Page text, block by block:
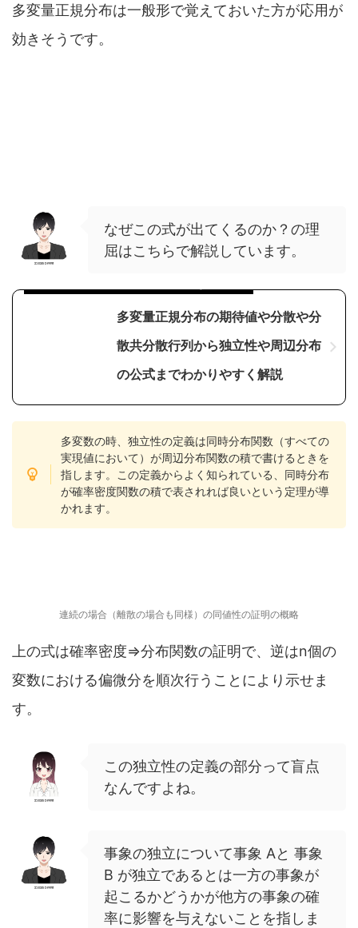
多変量正規分布は一般形で覚えておいた方が応用が
効きそうです。
なぜこの式が出てくるのか？の理
屈はこちらで解説しています。
多変量正規分布の期待値や分散や分
散共分散行列から独立性や周辺分布
の公式までわかりやすく解説
多変数の時、独立性の定義は同時分布関数（すべての
実現値において）が周辺分布関数の積で書けるときを
指します。この定義からよく知られている、同時分布
が確率密度関数の積で表されれば良いという定理が導
かれます。
連続の場合（離散の場合も同様）の同値性の証明の概略
上の式は確率密度⇒分布関数の証明で、逆はn個の
変数における偏微分を順次行うことにより示せま
す。
この独立性の定義の部分って盲点
なんですよね。
事象の独立について事象 Aと 事象
B が独立であるとは一方の事象が
起こるかどうかが他方の事象の確
率に影響を与えないことを指しま